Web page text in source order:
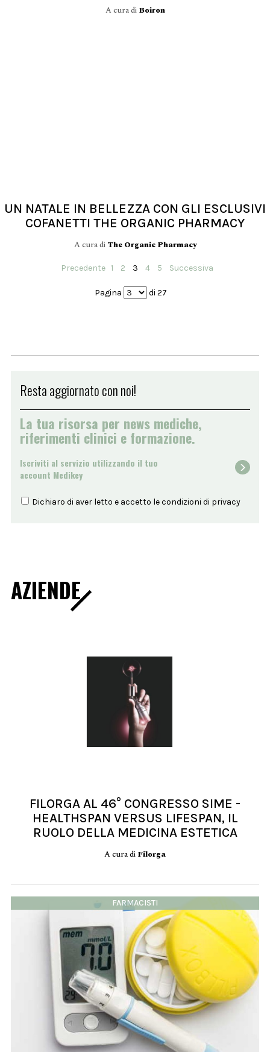
A cura di Boiron
UN NATALE IN BELLEZZA CON GLI ESCLUSIVI
COFANETTI THE ORGANIC PHARMACY
A cura di The Organic Pharmacy
Precedente 1 2 3 4 5 Successiva
Pagina di 27
Resta aggiornato con noi!
La tua risorsa per news mediche,
riferimenti clinici e formazione.
Iscriviti al servizio utilizzando il tuo
account Medikey
Dichiaro di aver letto e accetto le condizioni di privacy
AZIENDE
FILORGA AL 46° CONGRESSO SIME -
HEALTHSPAN VERSUS LIFESPAN, IL
RUOLO DELLA MEDICINA ESTETICA
A cura di Filorga
FARMACISTI